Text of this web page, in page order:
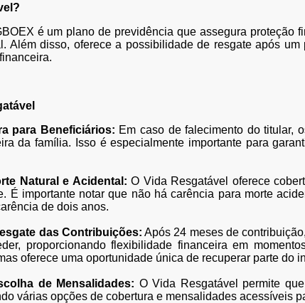
é um plano de previdência que assegura
Além disso, oferece a possibilidade de resgate após
para Beneficiários: Em caso de falecimento do titular,
da família. Isso é especialmente importante para
Natural e Acidental: O Vida Resgatável oferece
É importante notar que não há carência para morte
de dois anos.
das Contribuições: Após 24 meses de
proporcionando flexibilidade financeira em
oferece uma oportunidade única de recuperar parte do
de Mensalidades: O Vida Resgatável permite
várias opções de cobertura e mensalidades acessíveis